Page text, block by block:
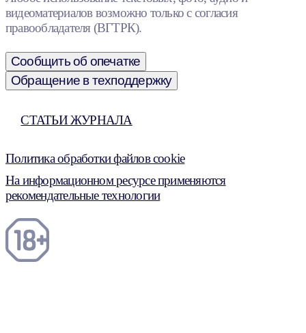
видеоматериалов возможно только с согласия
правообладателя (ВГТРК).
Сообщить об опечатке
Обращение в техподдержку
СТАТЬИ ЖУРНАЛА
Политика обработки файлов cookie
На информационном ресурсе применяются
рекомендательные технологии